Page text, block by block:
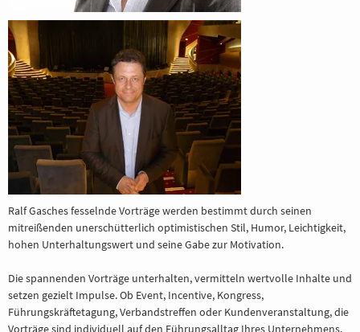
Ralf Gasches fesselnde Vorträge werden bestimmt durch seinen
mitreißenden unerschütterlich optimistischen Stil, Humor, Leichtigkeit,
hohen Unterhaltungswert und seine Gabe zur Motivation.
Die spannenden Vorträge unterhalten, vermitteln wertvolle Inhalte und
setzen gezielt Impulse. Ob Event, Incentive, Kongress,
Führungskräftetagung, Verbandstreffen oder Kundenveranstaltung, die
Vorträge sind individuell auf den Führungsalltag Ihres Unternehmens,